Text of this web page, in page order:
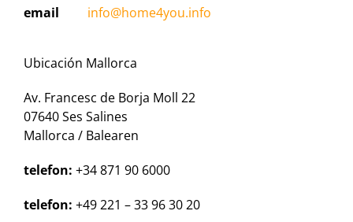
email
info@home4you.info
Ubicación Mallorca
Av. Francesc de Borja Moll 22
07640 Ses Salines
Mallorca / Balearen
telefon: +34 871 90 6000
telefon: +49 221 – 33 96 30 20